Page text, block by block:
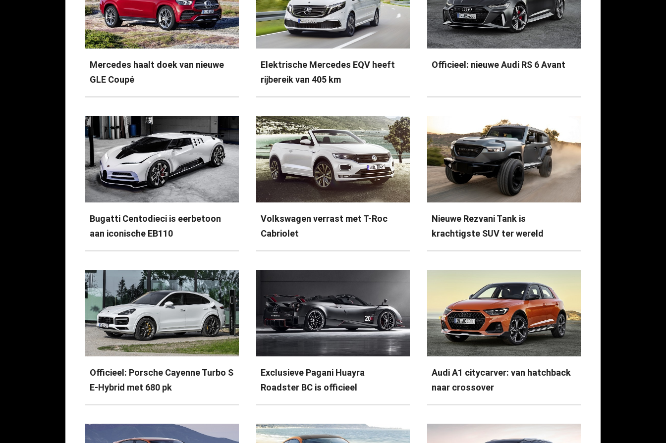
Mercedes haalt doek van nieuwe
GLE Coupé
Elektrische Mercedes EQV heeft
rijbereik van 405 km
Officieel: nieuwe Audi RS 6 Avant
Bugatti Centodieci is eerbetoon
aan iconische EB110
Volkswagen verrast met T-Roc
Cabriolet
Nieuwe Rezvani Tank is
krachtigste SUV ter wereld
Officieel: Porsche Cayenne Turbo S
E-Hybrid met 680 pk
Exclusieve Pagani Huayra
Roadster BC is officieel
Audi A1 citycarver: van hatchback
naar crossover